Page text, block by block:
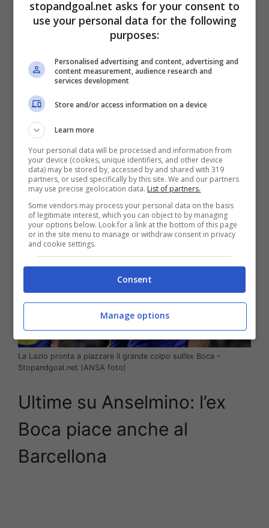
Pronti entrambi per una big del calcio italiano,
parte il centrocampista Casadel e dall’altra il
forte centrale di difesa, Aaron Anselmino.
Boca
calcio argentino e che, in Europa, potrebbe
vedersi come calciatore di punta in Serie A.
Chelsea cederebbe entrambi in prestito, ma la
Lazio potrebbe volersi assicurare la
possibilità di riscattare entrambi i giocatori.
La Lazio pronta a piazzare il grande colpo sull’ex Boca –
Stopandgoal.net (ANSA foto)
Ultime su Anselmino: l’ex
Boca piace anche al
Barcellona
stopandgoal.net asks for your consent to
use your personal data for the following
purposes:
Personalised advertising and content, advertising and
content measurement, audience research and
services development
Store and/or access information on a device
Learn more
Your personal data will be processed and information from
your device (cookies, unique identifiers, and other device
data) may be stored by, accessed by and shared with 319
partners, or used specifically by this site. We and our partners
may use precise geolocation data. List of partners.
Some vendors may process your personal data on the basis
of legitimate interest, which you can object to by managing
your options below. Look for a link at the bottom of this page
or in the site menu to manage or withdraw consent in privacy
and cookie settings.
Consent
Manage options